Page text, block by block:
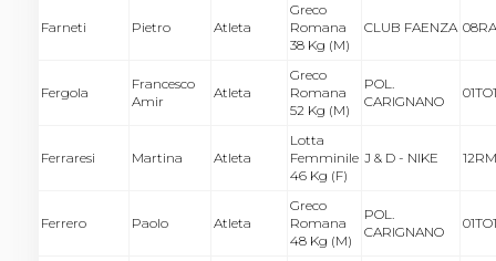
Farneti Pietro Atleta
Greco
Romana
38 Kg (M)
CLUB FAENZA
Fergola
Francesco
Amir
Atleta
Greco
Romana
52 Kg (M)
POL.
CARIGNANO
Ferraresi Martina Atleta
Lotta
Femminile
46 Kg (F)
J & D - NIKE
Ferrero Paolo Atleta
Greco
Romana
48 Kg (M)
POL.
CARIGNANO